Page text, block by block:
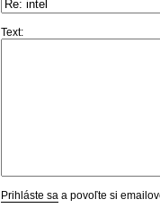
Text:
Prihláste sa a povoľte si